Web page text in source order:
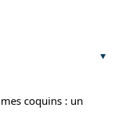
coquins : un